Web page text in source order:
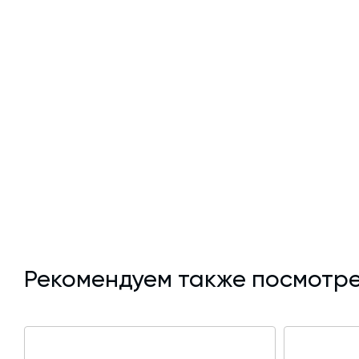
Рекомендуем также